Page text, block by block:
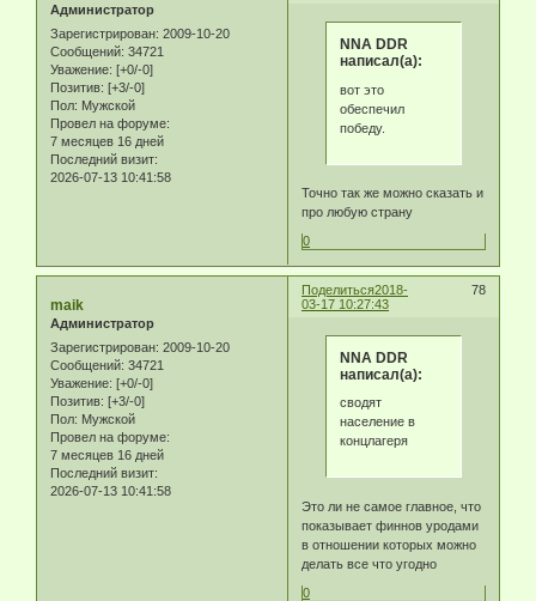
Администратор
Зарегистрирован: 2009-10-20
Сообщений: 34721
Уважение: [+0/-0]
Позитив: [+3/-0]
Пол: Мужской
Провел на форуме:
7 месяцев 16 дней
Последний визит:
2026-07-13 10:41:58
NNA DDR
написал(а):
вот это
обеспечил
победу.
Точно так же можно сказать и
про любую страну
0
Поделиться 78
2018-
03-17 10:27:43
maik
Администратор
Зарегистрирован: 2009-10-20
Сообщений: 34721
Уважение: [+0/-0]
Позитив: [+3/-0]
Пол: Мужской
Провел на форуме:
7 месяцев 16 дней
Последний визит:
2026-07-13 10:41:58
NNA DDR
написал(а):
сводят
население в
концлагеря
Это ли не самое главное, что
показывает финнов уродами
в отношении которых можно
делать все что угодно
0